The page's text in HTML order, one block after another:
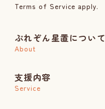
Terms of Service apply.
ぷれぞん星置について
About
支援内容
Service